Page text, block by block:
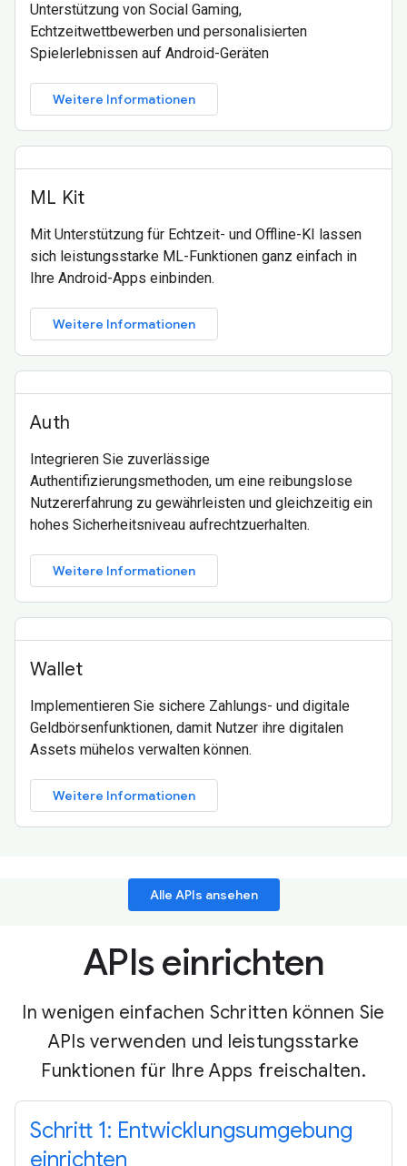
Unterstützung von Social Gaming,
Echtzeitwettbewerben und personalisierten
Spielerlebnissen auf Android-Geräten
Weitere Informationen
ML Kit
Mit Unterstützung für Echtzeit- und Offline-KI lassen
sich leistungsstarke ML-Funktionen ganz einfach in
Ihre Android-Apps einbinden.
Weitere Informationen
Auth
Integrieren Sie zuverlässige
Authentifizierungsmethoden, um eine reibungslose
Nutzererfahrung zu gewährleisten und gleichzeitig ein
hohes Sicherheitsniveau aufrechtzuerhalten.
Weitere Informationen
Wallet
Implementieren Sie sichere Zahlungs- und digitale
Geldbörsenfunktionen, damit Nutzer ihre digitalen
Assets mühelos verwalten können.
Weitere Informationen
Alle APIs ansehen
APIs einrichten
In wenigen einfachen Schritten können Sie
APIs verwenden und leistungsstarke
Funktionen für Ihre Apps freischalten.
Schritt 1: Entwicklungsumgebung
einrichten